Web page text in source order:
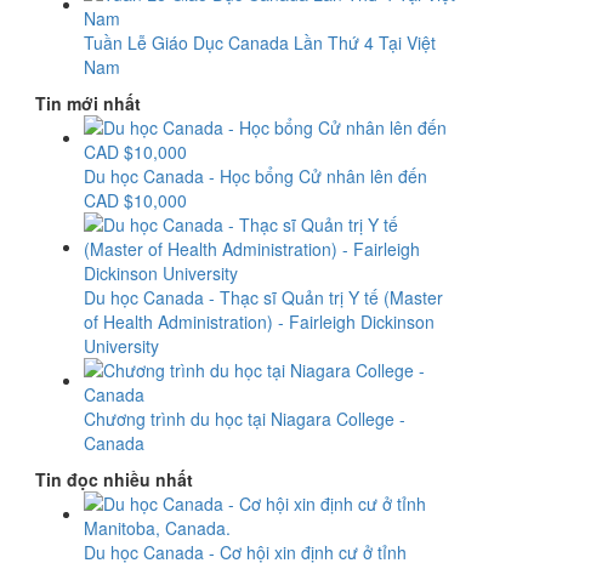
Tuần Lễ Giáo Dục Canada Lần Thứ 4 Tại Việt
Nam
Tin mới nhất
Du học Canada - Học bổng Cử nhân lên đến
CAD $10,000
Du học Canada - Thạc sĩ Quản trị Y tế (Master
of Health Administration) - Fairleigh Dickinson
University
Chương trình du học tại Niagara College -
Canada
Tin đọc nhiều nhất
Du học Canada - Cơ hội xin định cư ở tỉnh